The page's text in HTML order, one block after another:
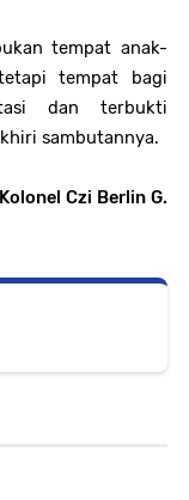
tempat anak-
tempat bagi
dan terbukti
sambutannya.
Czi Berlin G.